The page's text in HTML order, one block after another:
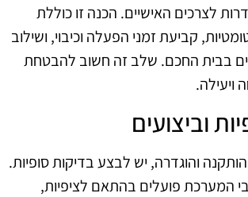
לצרכים האישיים. הכנה זו כוללת
קביעת זמני הפעלה וכיבוי, ושילוב
בבית החכם. שלב זה חשוב להבטחת
ויעילה.
וביצועים
והוגדרה, יש לבצע בדיקות סופיות.
המערכת פועלים בהתאם לציפיות,